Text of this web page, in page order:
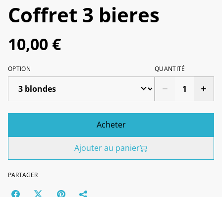
Coffret 3 bieres
10,00 €
OPTION QUANTITÉ
Acheter
Ajouter au panier
PARTAGER